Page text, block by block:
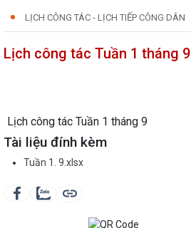
LỊCH CÔNG TÁC - LỊCH TIẾP CÔNG DÂN
Lịch công tác Tuần 1 tháng 9
Lịch công tác Tuần 1 tháng 9
Tài liệu đính kèm
Tuần 1. 9.xlsx